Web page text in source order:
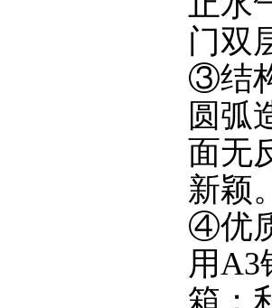
门双
③结
圆弧
面无
新颖
④优
用A3
箱；